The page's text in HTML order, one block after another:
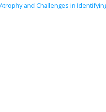
and Challenges in